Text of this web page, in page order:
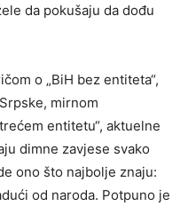
da pokušaju da dođu
o „BiH bez entiteta“,
mirnom
entitetu“, aktuelne
dimne zavjese svako
ono što najbolje znaju:
od naroda. Potpuno je